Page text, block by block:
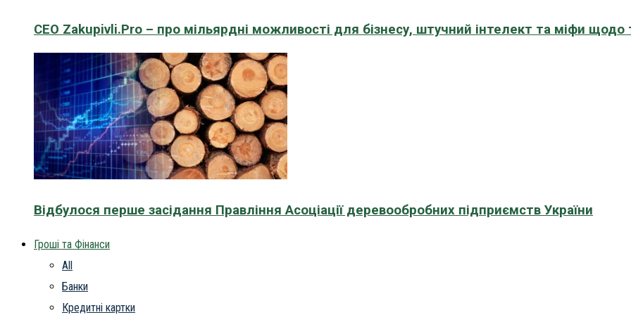
CEO Zakupivli.Pro – про мільярдні можливості для бізнесу, штучний інтелект та міфи щодо
Відбулося перше засідання Правління Асоціації деревообробних підприємств України
Гроші та Фінанси
All
Банки
Кредитні картки